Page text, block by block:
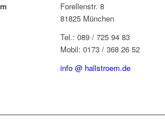
Forellenstr. 8
81825 München
Tel.: 089 / 725 94 83
Mobil: 0173 / 368 26 52
info @ hallstroem.de